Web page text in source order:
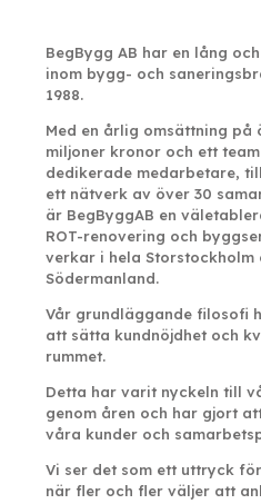
BegBygg AB har en lång
inom bygg- och
1988.
Med en årlig omsättning på
miljoner kronor och ett
dedikerade medarbetare,
ett nätverk av över 30
är BegByggAB en
ROT-renovering och
verkar i hela Storstockholm
Södermanland.
Vår grundläggande filosofi
att sätta kundnöjdhet och
rummet.
Detta har varit nyckeln till
genom åren och har gjort
våra kunder och
Vi ser det som ett uttryck
när fler och fler väljer att